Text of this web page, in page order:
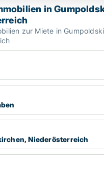
in
zur Miete in
Niederösterreich